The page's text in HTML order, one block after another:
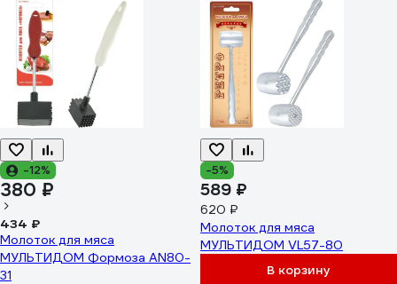
-12%
380 ₽
434 ₽
Молоток для мяса
МУЛЬТИДОМ Формоза AN80-
31
-5%
589 ₽
620 ₽
Молоток для мяса
МУЛЬТИДОМ VL57-80
В корзину